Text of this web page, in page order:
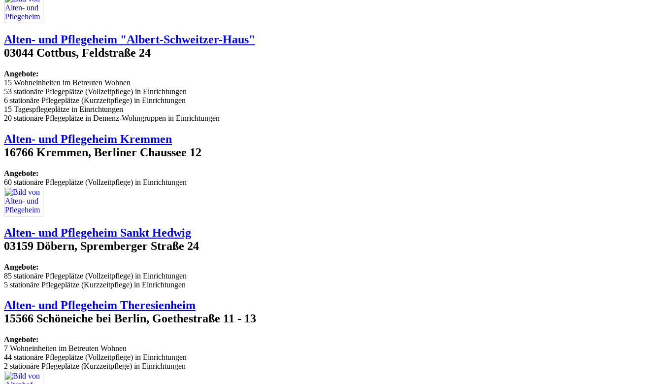
Alten- und Pflegeheim "Albert-Schweitzer-Haus"
03044 Cottbus, Feldstraße 24
Angebote:
15 Wohneinheiten im Betreuten Wohnen
53 stationäre Pflegeplätze (Vollzeitpflege) in Einrichtungen
6 stationäre Pflegeplätze (Kurzzeitpflege) in Einrichtungen
15 Tagespflegeplätze in Einrichtungen
20 stationäre Pflegeplätze in Demenz-Wohngruppen in Einrichtungen
Alten- und Pflegeheim Kremmen
16766 Kremmen, Berliner Chaussee 12
Angebote:
60 stationäre Pflegeplätze (Vollzeitpflege) in Einrichtungen
Alten- und Pflegeheim Sankt Hedwig
03159 Döbern, Spremberger Straße 24
Angebote:
85 stationäre Pflegeplätze (Vollzeitpflege) in Einrichtungen
5 stationäre Pflegeplätze (Kurzzeitpflege) in Einrichtungen
Alten- und Pflegeheim Theresienheim
15566 Schöneiche bei Berlin, Goethestraße 11 - 13
Angebote:
7 Wohneinheiten im Betreuten Wohnen
44 stationäre Pflegeplätze (Vollzeitpflege) in Einrichtungen
2 stationäre Pflegeplätze (Kurzzeitpflege) in Einrichtungen